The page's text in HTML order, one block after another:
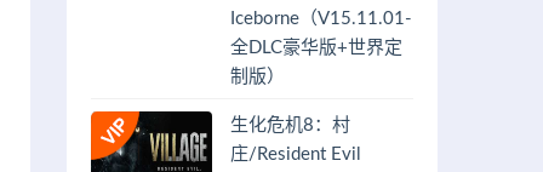
Iceborne（V15.11.01-
全DLC豪华版+世界定
制版）
生化危机8：村
庄/Resident Evil